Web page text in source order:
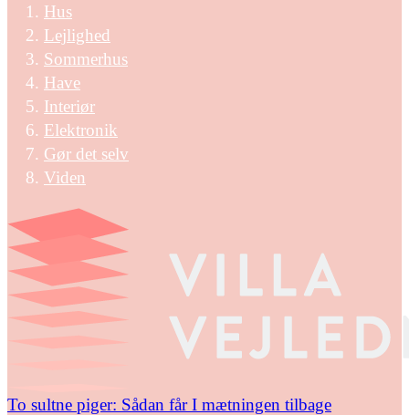
Hus
Lejlighed
Sommerhus
Have
Interiør
Elektronik
Gør det selv
Viden
To sultne piger: Sådan får I mætningen tilbage